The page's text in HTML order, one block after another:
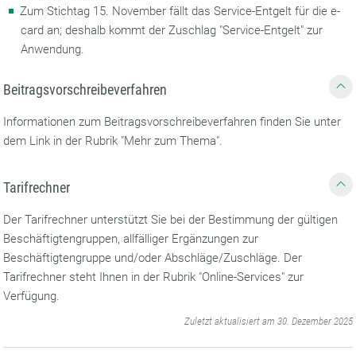
Zum Stichtag 15. November fällt das Service-Entgelt für die e-
card an; deshalb kommt der Zuschlag "Service-Entgelt" zur
Anwendung.
Beitragsvorschreibeverfahren
Informationen zum Beitragsvorschreibeverfahren finden Sie unter
dem Link in der Rubrik "Mehr zum Thema".
Tarifrechner
Der Tarifrechner unterstützt Sie bei der Bestimmung der gültigen
Beschäftigtengruppen, allfälliger Ergänzungen zur
Beschäftigtengruppe und/oder Abschläge/Zuschläge. Der
Tarifrechner steht Ihnen in der Rubrik "Online-Services" zur
Verfügung.
Zuletzt aktualisiert am 30. Dezember 2025